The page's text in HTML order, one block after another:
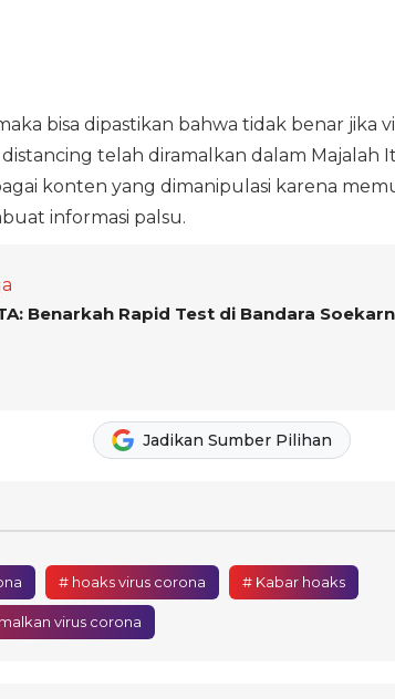
bisa dipastikan bahwa tidak benar jika
telah diramalkan dalam Majalah
konten yang dimanipulasi karena
informasi palsu.
Benarkah Rapid Test di Bandara
Jadikan Sumber Pilihan
# hoaks virus corona # Kabar hoaks
virus corona